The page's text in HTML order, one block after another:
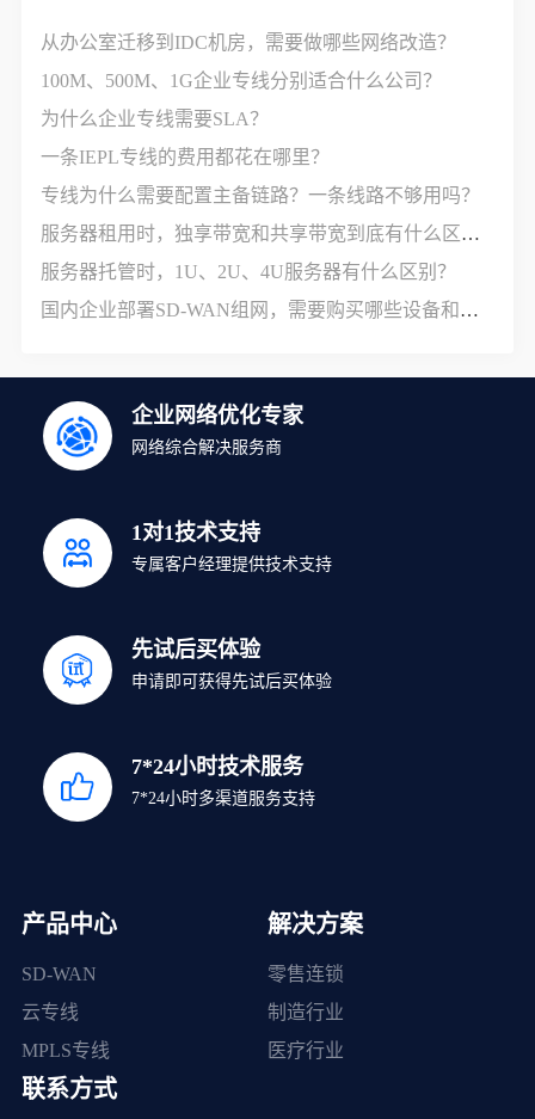
从办公室迁移到IDC机房，需要做哪些网络改造？
100M、500M、1G企业专线分别适合什么公司？
为什么企业专线需要SLA？
一条IEPL专线的费用都花在哪里？
专线为什么需要配置主备链路？一条线路不够用吗？
服务器租用时，独享带宽和共享带宽到底有什么区别？
服务器托管时，1U、2U、4U服务器有什么区别？
国内企业部署SD-WAN组网，需要购买哪些设备和服务？
企业网络优化专家
网络综合解决服务商
1对1技术支持
专属客户经理提供技术支持
先试后买体验
申请即可获得先试后买体验
7*24小时技术服务
7*24小时多渠道服务支持
产品中心
SD-WAN
云专线
MPLS专线
解决方案
零售连锁
制造行业
医疗行业
联系方式